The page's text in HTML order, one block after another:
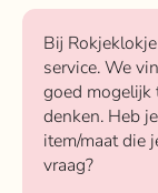
Bij
service. We
goed mogelijk
denken. Heb
item/maat die
vraag?